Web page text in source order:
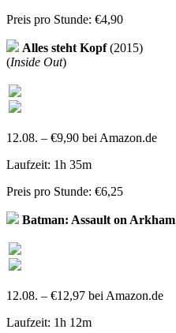
Preis pro Stunde: €4,90
Alles steht Kopf(2015)
(Inside Out)
12.08. – €9,90 bei Amazon.de
Laufzeit: 1h 35m
Preis pro Stunde: €6,25
Batman: Assault on Arkham
12.08. – €12,97 bei Amazon.de
Laufzeit: 1h 12m